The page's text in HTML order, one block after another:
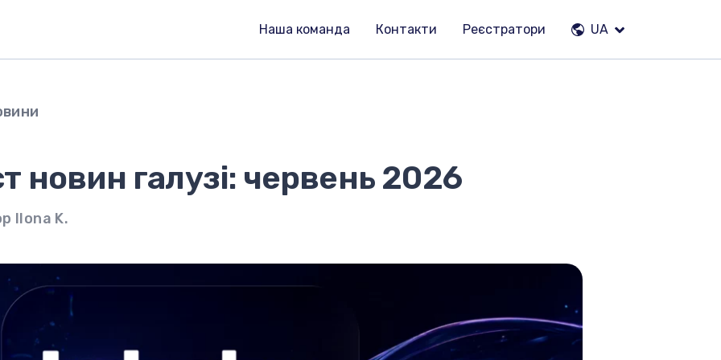
Наша команда Контакти Реєстратори UA
новин галузі: червень 2026
Ilona K.